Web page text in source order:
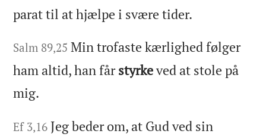
parat til at hjælpe i svære tider.
Salm 89,25 Min trofaste kærlighed følger
ham altid, han fårstyrkeved at stole på
mig.
Ef 3,16 Jeg beder om, at Gud ved sin